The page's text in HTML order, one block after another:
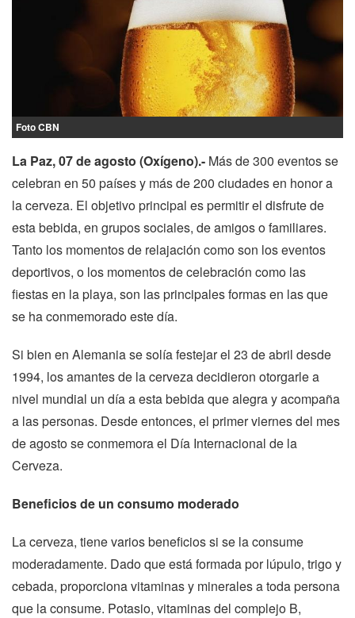
Foto CBN
La Paz, 07 de agosto (Oxígeno).- Más de 300 eventos se
celebran en 50 países y más de 200 ciudades en honor a
la cerveza. El objetivo principal es permitir el disfrute de
esta bebida, en grupos sociales, de amigos o familiares.
Tanto los momentos de relajación como son los eventos
deportivos, o los momentos de celebración como las
fiestas en la playa, son las principales formas en las que
se ha conmemorado este día.
Si bien en Alemania se solía festejar el 23 de abril desde
1994, los amantes de la cerveza decidieron otorgarle a
nivel mundial un día a esta bebida que alegra y acompaña
a las personas. Desde entonces, el primer viernes del mes
de agosto se conmemora el Día Internacional de la
Cerveza.
Beneficios de un consumo moderado
La cerveza, tiene varios beneficios si se la consume
moderadamente. Dado que está formada por lúpulo, trigo y
cebada, proporciona vitaminas y minerales a toda persona
que la consume. Potasio, vitaminas del complejo B,